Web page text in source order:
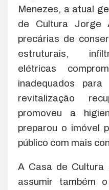
Menezes, a atual
de Cultura Jorge
precárias de
estruturais,
elétricas
inadequados
revitalização
promoveu a
preparou o imóvel
público com mais
A Casa de Cultura
assumir também